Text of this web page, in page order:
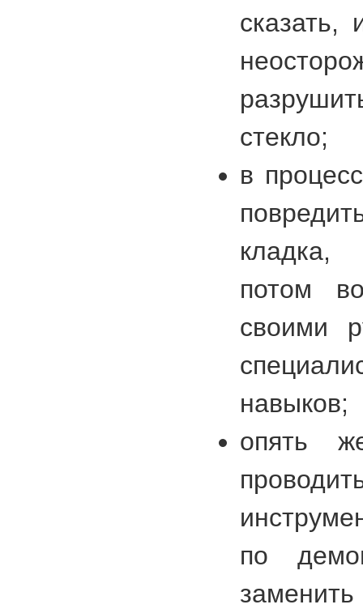
сказать,
стекло;
в
кладка,
потом
своими
навыков;
опять
по
заменить